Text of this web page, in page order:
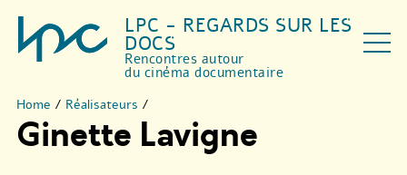
LPC - REGARDS SUR LES
DOCS
Rencontres autour
du cinéma documentaire
Home / Réalisateurs /
Ginette Lavigne